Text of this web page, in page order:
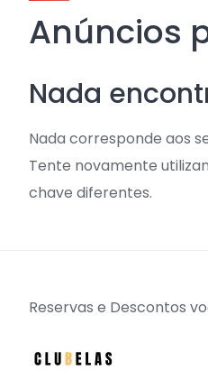
Anúncios
Nada
Nada corresponde aos
Tente novamente
chave diferentes.
Reservas e Descontos